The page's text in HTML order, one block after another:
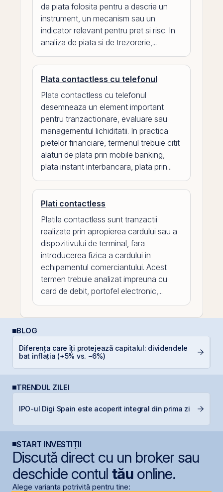
de piata folosita pentru a descrie un
instrument, un mecanism sau un
indicator relevant pentru pret si risc. In
analiza de piata si de trezorerie,...
Plata contactless cu telefonul
Plata contactless cu telefonul
desemneaza un element important
pentru tranzactionare, evaluare sau
managementul lichiditatii. In practica
pietelor financiare, termenul trebuie citit
alaturi de plata prin mobile banking,
plata instant interbancara, plata prin...
Plati contactless
Platile contactless sunt tranzactii
realizate prin apropierea cardului sau a
dispozitivului de terminal, fara
introducerea fizica a cardului in
echipamentul comerciantului. Acest
termen trebuie analizat impreuna cu
card de debit, portofel electronic,...
BLOG
Diferența care îți protejează capitalul: dividendele
bat inflația (+5% vs. −6%)
TRENDUL ZILEI
IPO-ul Digi Spain este acoperit integral din prima zi
START INVESTIȚII
Discută direct cu un broker sau
deschide contul tăuonline.
Alege varianta potrivită pentru tine: